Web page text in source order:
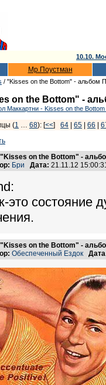
10.10.
Мр.Поустман
/ "Kisses on the Bottom" - альбом
on the Bottom" -
Маккартни - Kisses on the
(1 … 68): [<<] 64 65 66
"Kisses on the Bottom" -
Бри Дата: 21.11.12
это состояние
"Kisses on the Bottom" -
Обеспеченный Ездок